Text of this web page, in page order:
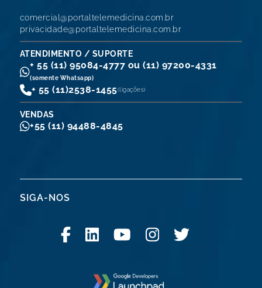
comercial@portaltelemedicina.com.br
privacidade@portaltelemedicina.com.br
ATENDIMENTO / SUPORTE
+ 55 (11) 95084-4777 ou (11) 97200-4331
(somente Whatsapp)
+ 55 (11)2538-1455(ligações)
VENDAS
+55 (11) 94488-4845
SIGA-NOS